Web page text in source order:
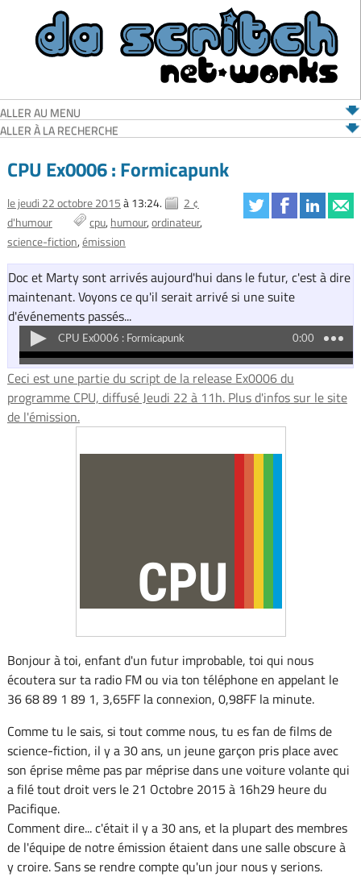
ALLER AU MENU
ALLER À LA RECHERCHE
CPU Ex0006 : Formicapunk
le jeudi 22 octobre 2015à 13:24.
2 ¢
d'humour
cpu humour ordinateur
science-fiction émission
Doc et Marty sont arrivés aujourd'hui dans le futur, c'est à dire
maintenant. Voyons ce qu'il serait arrivé si une suite
d'événements passés...
Ceci est une partie du script de la release Ex0006 du
programme CPU, diffusé Jeudi 22 à 11h. Plus d'infos sur le site
de l'émission.
Bonjour à toi, enfant d'un futur improbable, toi qui nous
écoutera sur ta radio FM ou via ton téléphone en appelant le
36 68 89 1 89 1, 3,65FF la connexion, 0,98FF la minute.
Comme tu le sais, si tout comme nous, tu es fan de films de
science-fiction, il y a 30 ans, un jeune garçon pris place avec
son éprise même pas par méprise dans une voiture volante qui
a filé tout droit vers le 21 Octobre 2015 à 16h29 heure du
Pacifique.
Comment dire... c'était il y a 30 ans, et la plupart des membres
de l'équipe de notre émission étaient dans une salle obscure à
y croire. Sans se rendre compte qu'un jour nous y serions.